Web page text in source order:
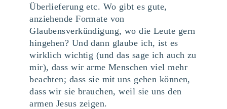
Überlieferung etc. Wo gibt es gute,
anziehende Formate von
Glaubensverkündigung, wo die Leute gern
hingehen? Und dann glaube ich, ist es
wirklich wichtig (und das sage ich auch zu
mir), dass wir arme Menschen viel mehr
beachten; dass sie mit uns gehen können,
dass wir sie brauchen, weil sie uns den
armen Jesus zeigen.